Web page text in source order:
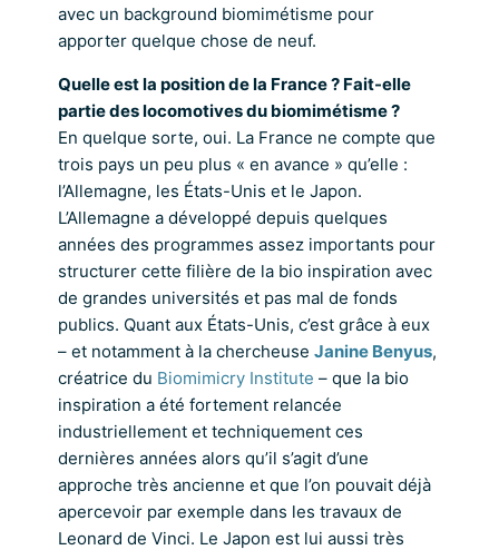
avec un background biomimétisme pour
apporter quelque chose de neuf.
Quelle est la position de la France ? Fait-elle
partie des locomotives du biomimétisme ?
En quelque sorte, oui. La France ne compte que
trois pays un peu plus « en avance » qu’elle :
l’Allemagne, les États-Unis et le Japon.
L’Allemagne a développé depuis quelques
années des programmes assez importants pour
structurer cette filière de la bio inspiration avec
de grandes universités et pas mal de fonds
publics. Quant aux États-Unis, c’est grâce à eux
– et notamment à la chercheuse Janine Benyus,
créatrice du Biomimicry Institute – que la bio
inspiration a été fortement relancée
industriellement et techniquement ces
dernières années alors qu’il s’agit d’une
approche très ancienne et que l’on pouvait déjà
apercevoir par exemple dans les travaux de
Leonard de Vinci. Le Japon est lui aussi très